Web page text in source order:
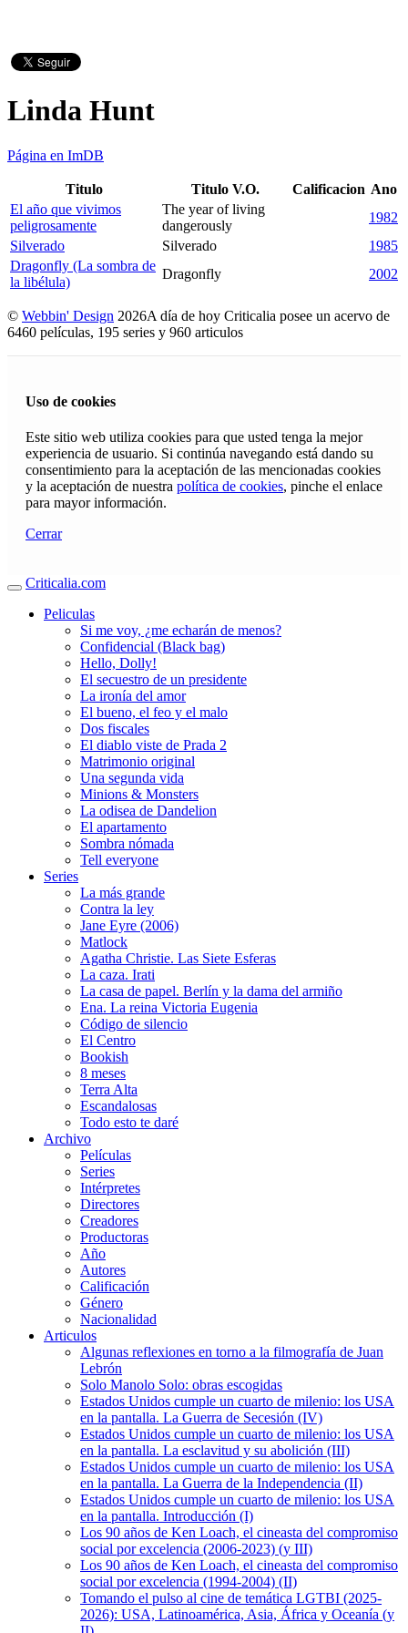
Linda Hunt
Página en ImDB
Titulo Titulo V.O. Calificacion Ano
El año que vivimos
peligrosamente
The year of living
dangerously
1982
Silverado
Silverado
1985
Dragonfly (La sombra de
la libélula)
Dragonfly 2002
© Webbin' Design 2026A día de hoy Criticalia posee un acervo de
6460 películas, 195 series y 960 articulos
Uso de cookies
Este sitio web utiliza cookies para que usted tenga la mejor
experiencia de usuario. Si continúa navegando está dando su
consentimiento para la aceptación de las mencionadas cookies
y la aceptación de nuestra política de cookies, pinche el enlace
para mayor información.
Cerrar
Criticalia.com
Peliculas
Si me voy, ¿me echarán de menos?
Confidencial (Black bag)
Hello, Dolly!
El secuestro de un presidente
La ironía del amor
El bueno, el feo y el malo
Dos fiscales
El diablo viste de Prada 2
Matrimonio original
Una segunda vida
Minions & Monsters
La odisea de Dandelion
El apartamento
Sombra nómada
Tell everyone
Series
La más grande
Contra la ley
Jane Eyre (2006)
Matlock
Agatha Christie. Las Siete Esferas
La caza. Irati
La casa de papel. Berlín y la dama del armiño
Ena. La reina Victoria Eugenia
Código de silencio
El Centro
Bookish
8 meses
Terra Alta
Escandalosas
Todo esto te daré
Archivo
Películas
Series
Intérpretes
Directores
Creadores
Productoras
Año
Autores
Calificación
Género
Nacionalidad
Articulos
Algunas reflexiones en torno a la filmografía de Juan
Lebrón
Solo Manolo Solo: obras escogidas
Estados Unidos cumple un cuarto de milenio: los USA
en la pantalla. La Guerra de Secesión (IV)
Estados Unidos cumple un cuarto de milenio: los USA
en la pantalla. La esclavitud y su abolición (III)
Estados Unidos cumple un cuarto de milenio: los USA
en la pantalla. La Guerra de la Independencia (II)
Estados Unidos cumple un cuarto de milenio: los USA
en la pantalla. Introducción (I)
Los 90 años de Ken Loach, el cineasta del compromiso
social por excelencia (2006-2023) (y III)
Los 90 años de Ken Loach, el cineasta del compromiso
social por excelencia (1994-2004) (II)
Tomando el pulso al cine de temática LGTBI (2025-
2026): USA, Latinoamérica, Asia, África y Oceanía (y